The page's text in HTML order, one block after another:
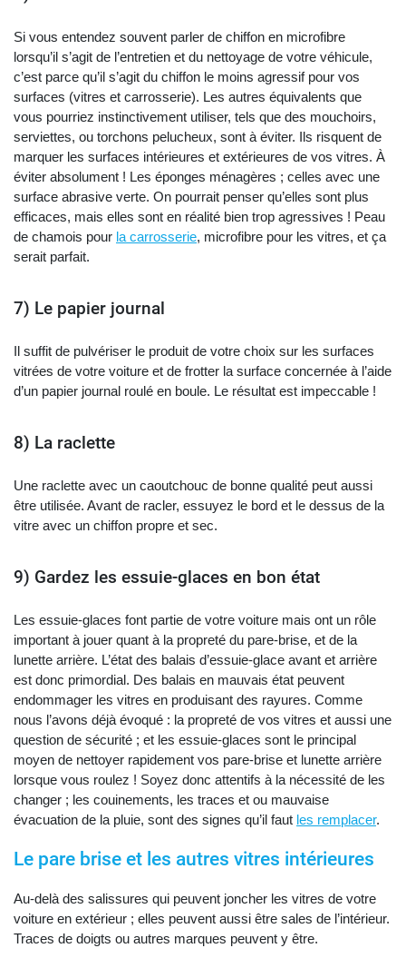
Si vous entendez souvent parler de chiffon en microfibre
lorsqu’il s’agit de l’entretien et du nettoyage de votre véhicule,
c’est parce qu’il s’agit du chiffon le moins agressif pour vos
surfaces (vitres et carrosserie). Les autres équivalents que
vous pourriez instinctivement utiliser, tels que des mouchoirs,
serviettes, ou torchons pelucheux, sont à éviter. Ils risquent de
marquer les surfaces intérieures et extérieures de vos vitres. À
éviter absolument ! Les éponges ménagères ; celles avec une
surface abrasive verte. On pourrait penser qu’elles sont plus
efficaces, mais elles sont en réalité bien trop agressives ! Peau
de chamois pour la carrosserie, microfibre pour les vitres, et ça
serait parfait.
7) Le papier journal
Il suffit de pulvériser le produit de votre choix sur les surfaces
vitrées de votre voiture et de frotter la surface concernée à l’aide
d’un papier journal roulé en boule. Le résultat est impeccable !
8) La raclette
Une raclette avec un caoutchouc de bonne qualité peut aussi
être utilisée. Avant de racler, essuyez le bord et le dessus de la
vitre avec un chiffon propre et sec.
9) Gardez les essuie-glaces en bon état
Les essuie-glaces font partie de votre voiture mais ont un rôle
important à jouer quant à la propreté du pare-brise, et de la
lunette arrière. L’état des balais d’essuie-glace avant et arrière
est donc primordial. Des balais en mauvais état peuvent
endommager les vitres en produisant des rayures. Comme
nous l’avons déjà évoqué : la propreté de vos vitres et aussi une
question de sécurité ; et les essuie-glaces sont le principal
moyen de nettoyer rapidement vos pare-brise et lunette arrière
lorsque vous roulez ! Soyez donc attentifs à la nécessité de les
changer ; les couinements, les traces et ou mauvaise
évacuation de la pluie, sont des signes qu’il faut les remplacer.
Le pare brise et les autres vitres intérieures
Au-delà des salissures qui peuvent joncher les vitres de votre
voiture en extérieur ; elles peuvent aussi être sales de l’intérieur.
Traces de doigts ou autres marques peuvent y être.